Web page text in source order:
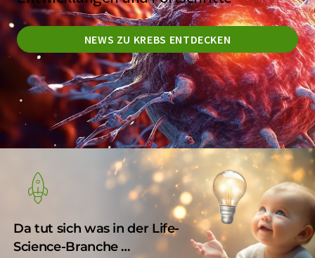
NEWS ZU KREBS ENTDECKEN
Da tut sich was in der Life-
Science-Branche …